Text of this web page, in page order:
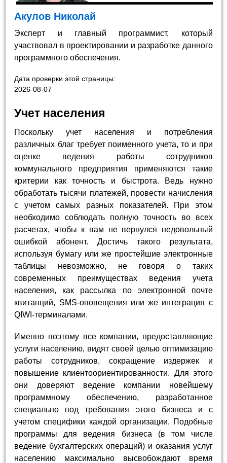
Акулов Николай
Эксперт и главный программист, который
участвовал в проектировании и разработке данного
программного обеспечения.
Дата проверки этой страницы:
2026-08-07
Учет населения
Поскольку учет населения и потребления
различных благ требует поименного учета, то и при
оценке ведения работы сотрудников
коммунального предприятия применяются такие
критерии как точность и быстрота. Ведь нужно
обработать тысячи платежей, провести начисления
с учетом самых разных показателей. При этом
необходимо соблюдать полную точность во всех
расчетах, чтобы к вам не вернулся недовольный
ошибкой абонент. Достичь такого результата,
используя бумагу или же простейшие электронные
таблицы невозможно, не говоря о таких
современных преимуществах ведения учета
населения, как рассылка по электронной почте
квитанций, SMS-оповещения или же интеграция с
QIWI-терминалами.
Именно поэтому все компании, предоставляющие
услуги населению, видят своей целью оптимизацию
работы сотрудников, сокращение издержек и
повышение клиентоориентированности. Для этого
они доверяют ведение компании новейшему
программному обеспечению, разработанное
специально под требования этого бизнеса и с
учетом специфики каждой организации. Подобные
программы для ведения бизнеса (в том числе
ведение бухгалтерских операций) и оказания услуг
населению максимально высвобождают время